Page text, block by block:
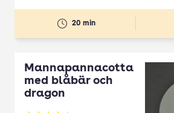
20 min
Mannapannacotta
med blåbär och
dragon